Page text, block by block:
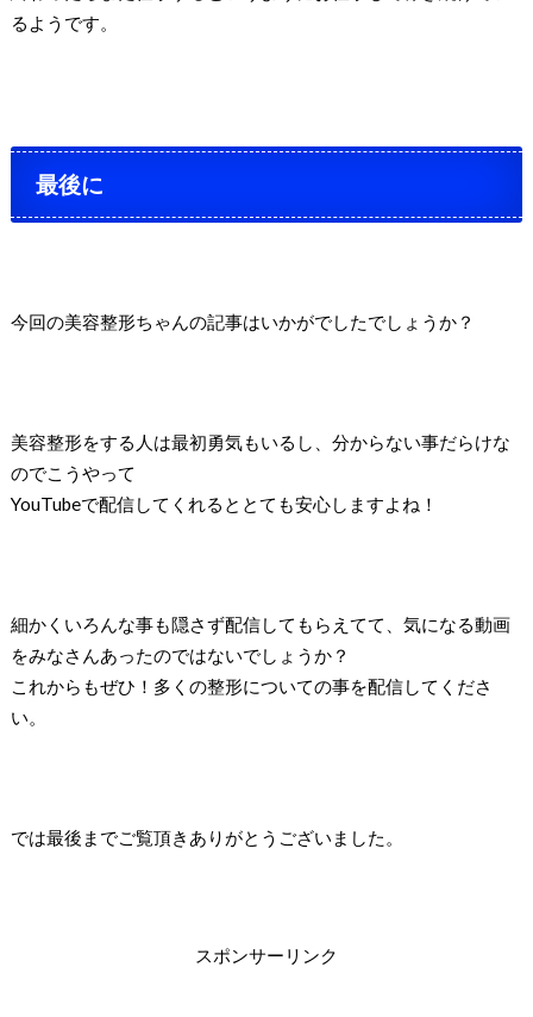
るようです。
最後に
今回の美容整形ちゃんの記事はいかがでしたでしょうか？
美容整形をする人は最初勇気もいるし、分からない事だらけな
のでこうやって
YouTubeで配信してくれるととても安心しますよね！
細かくいろんな事も隠さず配信してもらえてて、気になる動画
をみなさんあったのではないでしょうか？
これからもぜひ！多くの整形についての事を配信してくださ
い。
では最後までご覧頂きありがとうございました。
スポンサーリンク